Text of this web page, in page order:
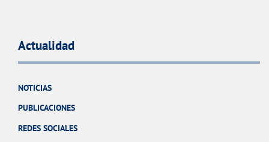
Actualidad
NOTICIAS
PUBLICACIONES
REDES SOCIALES